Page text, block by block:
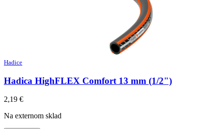
Hadice
Hadica HighFLEX Comfort 13 mm (1/2")
2,19 €
Na externom sklad